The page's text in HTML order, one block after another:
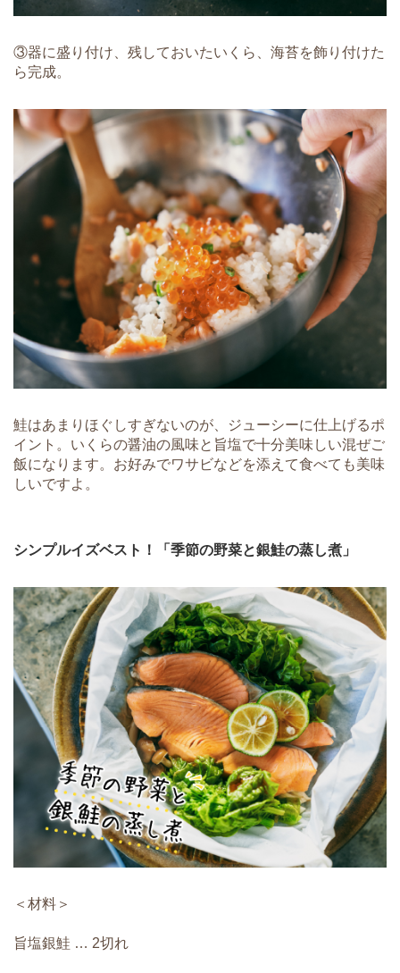
③器に盛り付け、残しておいたいくら、海苔を飾り付けた
ら完成。
鮭はあまりほぐしすぎないのが、ジューシーに仕上げるポ
イント。いくらの醤油の風味と旨塩で十分美味しい混ぜご
飯になります。お好みでワサビなどを添えて食べても美味
しいですよ。
シンプルイズベスト！「季節の野菜と銀鮭の蒸し煮」
＜材料＞
旨塩銀鮭 … 2切れ